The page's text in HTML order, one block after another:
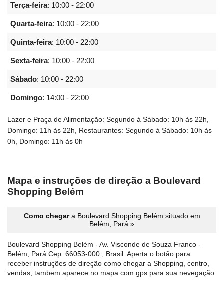
Terça-feira: 10:00 - 22:00
Quarta-feira: 10:00 - 22:00
Quinta-feira: 10:00 - 22:00
Sexta-feira: 10:00 - 22:00
Sábado: 10:00 - 22:00
Domingo: 14:00 - 22:00
Lazer e Praça de Alimentação: Segundo à Sábado: 10h às 22h,
Domingo: 11h às 22h, Restaurantes: Segundo à Sábado: 10h às
0h, Domingo: 11h às 0h
Mapa e instruções de direção a Boulevard
Shopping Belém
Como chegara Boulevard Shopping Belém situado em
Belém, Pará »
Boulevard Shopping Belém - Av. Visconde de Souza Franco -
Belém, Pará Cep: 66053-000 , Brasil. Aperta o botão para
receber instruções de direção como chegar a Shopping, centro,
vendas, tambem aparece no mapa com gps para sua nevegação.